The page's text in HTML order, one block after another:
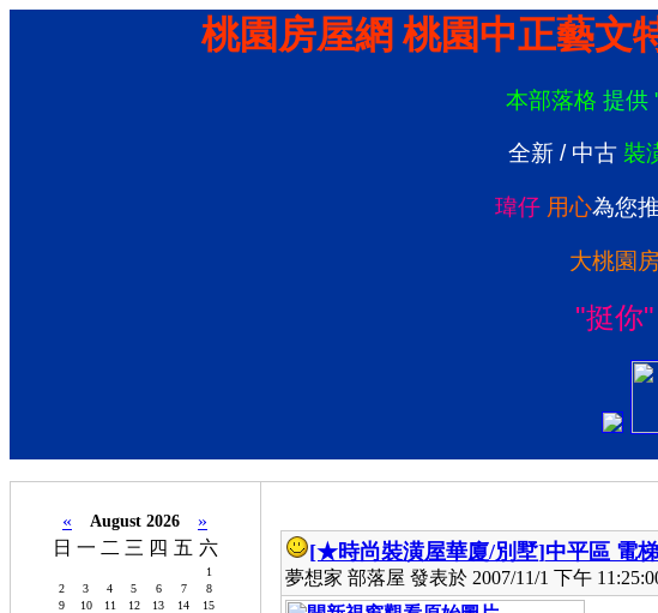
桃園房屋網 桃園中正藝文
本部落格 提供
全新 / 中古 裝
瑋仔 用心為您
大桃園
"挺你
« August 2026
»
日 一 二 三 四 五 六
1
2
3 4 5 6 7
8
9
10 11 12 13 14
15
[★時尚裝潢屋華廈/別墅]中平區 電
夢想家 部落屋 發表於 2007/11/1 下午